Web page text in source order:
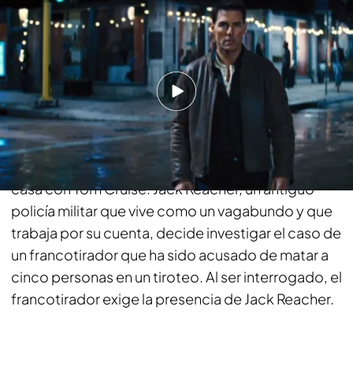
fdf.es
17 DIC 2018 - 17:45h.
Compartir
Tras una semana llena de acción, el jueves volverás
a vivir una auténtica aventura desde el salón de tu
casa con Tom Cruise. Jack Reacher, un antiguo
policía militar que vive como un vagabundo y que
trabaja por su cuenta, decide investigar el caso de
un francotirador que ha sido acusado de matar a
cinco personas en un tiroteo. Al ser interrogado, el
francotirador exige la presencia de Jack Reacher.